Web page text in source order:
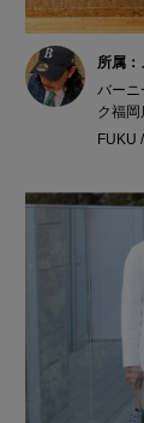
所属
バー
ク福岡
FUKU